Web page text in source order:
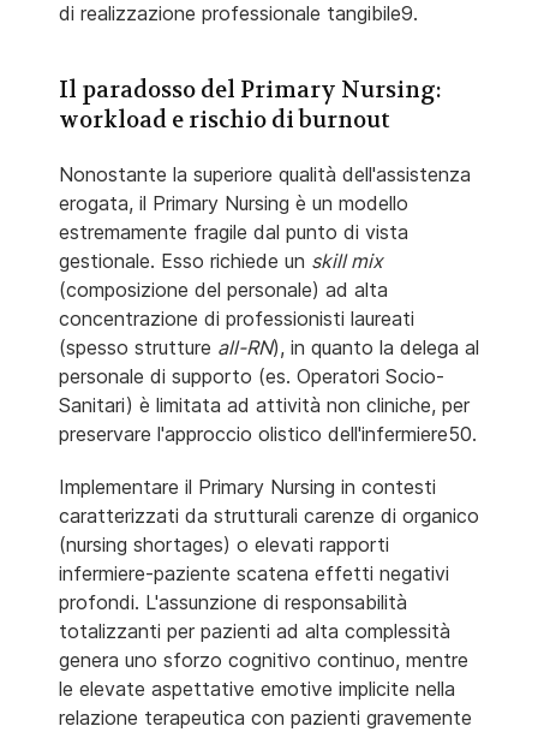
di realizzazione professionale tangibile9.
Il paradosso del Primary Nursing:
workload e rischio di burnout
Nonostante la superiore qualità dell'assistenza
erogata, il Primary Nursing è un modello
estremamente fragile dal punto di vista
gestionale. Esso richiede un skill mix
(composizione del personale) ad alta
concentrazione di professionisti laureati
(spesso strutture all-RN), in quanto la delega al
personale di supporto (es. Operatori Socio-
Sanitari) è limitata ad attività non cliniche, per
preservare l'approccio olistico dell'infermiere50.
Implementare il Primary Nursing in contesti
caratterizzati da strutturali carenze di organico
(nursing shortages) o elevati rapporti
infermiere-paziente scatena effetti negativi
profondi. L'assunzione di responsabilità
totalizzanti per pazienti ad alta complessità
genera uno sforzo cognitivo continuo, mentre
le elevate aspettative emotive implicite nella
relazione terapeutica con pazienti gravemente